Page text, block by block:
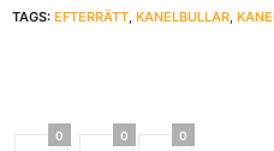
TAGS: EFTERRÄTT, KANELBULLAR,
0 0 0